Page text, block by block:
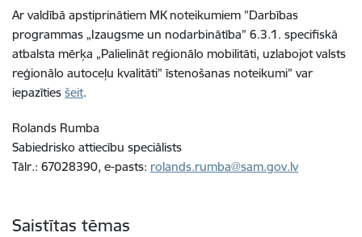
Ar valdībā apstiprinātiem MK noteikumiem ”Darbības
programmas „Izaugsme un nodarbinātība” 6.3.1. specifiskā
atbalsta mērķa „Palielināt reģionālo mobilitāti, uzlabojot valsts
reģionālo autoceļu kvalitāti” īstenošanas noteikumi” var
iepazīties šeit.
Rolands Rumba
Sabiedrisko attiecību speciālists
Tālr.: 67028390, e-pasts: rolands.rumba@sam.gov.lv
Saistītas tēmas